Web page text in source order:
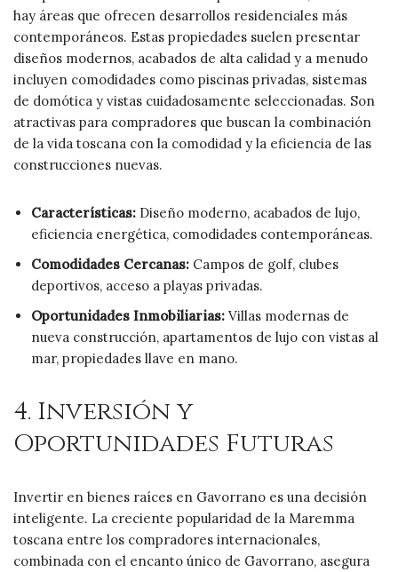
hay áreas que ofrecen desarrollos residenciales más
contemporáneos. Estas propiedades suelen presentar
diseños modernos, acabados de alta calidad y a menudo
incluyen comodidades como piscinas privadas, sistemas
de domótica y vistas cuidadosamente seleccionadas. Son
atractivas para compradores que buscan la combinación
de la vida toscana con la comodidad y la eficiencia de las
construcciones nuevas.
Características: Diseño moderno, acabados de lujo,
eficiencia energética, comodidades contemporáneas.
Comodidades Cercanas: Campos de golf, clubes
deportivos, acceso a playas privadas.
Oportunidades Inmobiliarias: Villas modernas de
nueva construcción, apartamentos de lujo con vistas al
mar, propiedades llave en mano.
4. Inversión y
Oportunidades Futuras
Invertir en bienes raíces en Gavorrano es una decisión
inteligente. La creciente popularidad de la Maremma
toscana entre los compradores internacionales,
combinada con el encanto único de Gavorrano, asegura